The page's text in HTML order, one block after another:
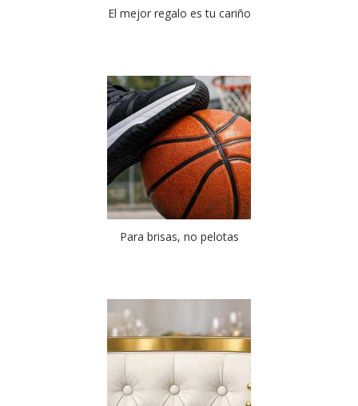
El mejor regalo es tu cariño
Para brisas, no pelotas